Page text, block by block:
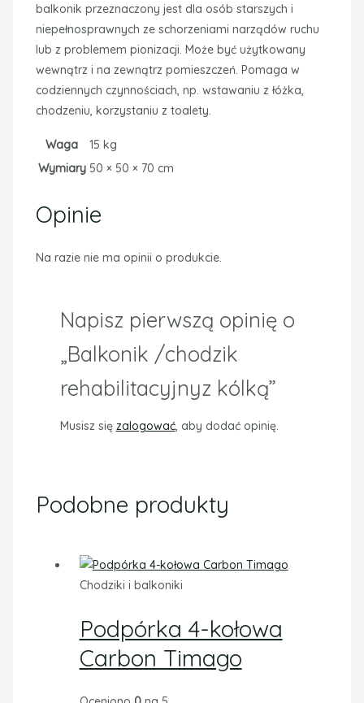
balkonik przeznaczony jest dla osób starszych i
niepełnosprawnych ze schorzeniami narządów ruchu
lub z problemem pionizacji. Może być użytkowany
wewnątrz i na zewnątrz pomieszczeń. Pomaga w
codziennych czynnościach, np. wstawaniu z łóżka,
chodzeniu, korzystaniu z toalety.
Waga
15 kg
Wymiary 50 × 50 × 70 cm
Opinie
Na razie nie ma opinii o produkcie.
Napisz pierwszą opinię o
„Balkonik /chodzik
rehabilitacyjnyz kólką”
Musisz się zalogować, aby dodać opinię.
Podobne produkty
Chodziki i balkoniki
Podpórka 4-kołowa
Carbon Timago